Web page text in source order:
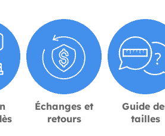
Échanges et
retours
Guide
tailles